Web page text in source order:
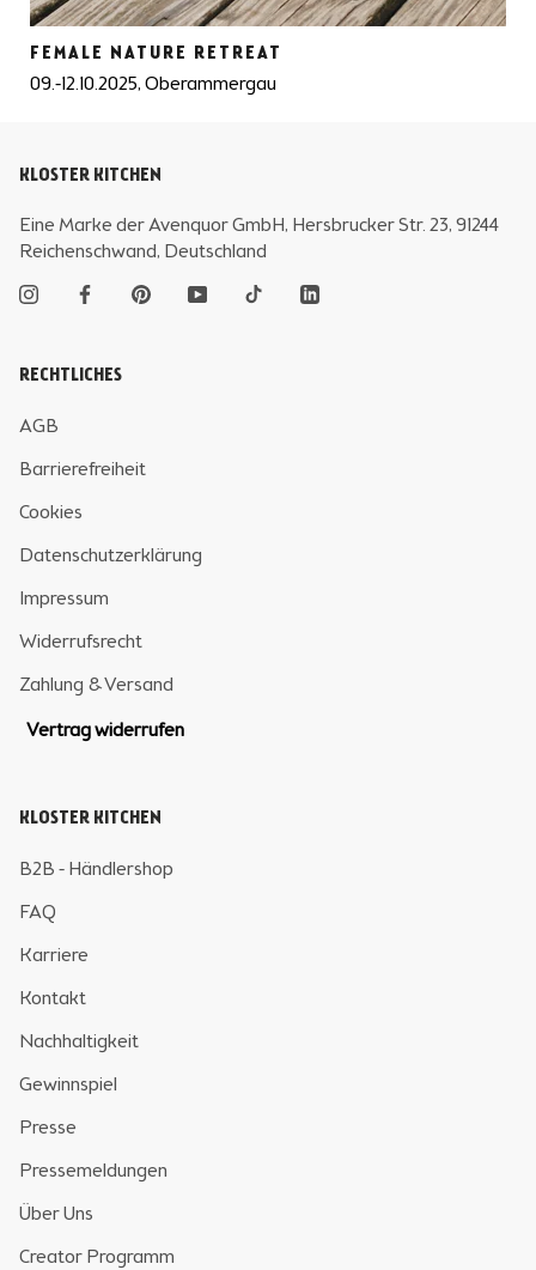
FEMALE NATURE RETREAT
09.-12.10.2025, Oberammergau
KLOSTER KITCHEN
Eine Marke der Avenquor GmbH, Hersbrucker Str. 23, 91244
Reichenschwand, Deutschland
RECHTLICHES
AGB
Barrierefreiheit
Cookies
Datenschutzerklärung
Impressum
Widerrufsrecht
Zahlung & Versand
Vertrag widerrufen
KLOSTER KITCHEN
B2B - Händlershop
FAQ
Karriere
Kontakt
Nachhaltigkeit
Gewinnspiel
Presse
Pressemeldungen
Über Uns
Creator Programm